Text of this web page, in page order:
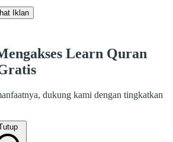
Iklan
Learn Quran
dukung kami dengan tingkatkan